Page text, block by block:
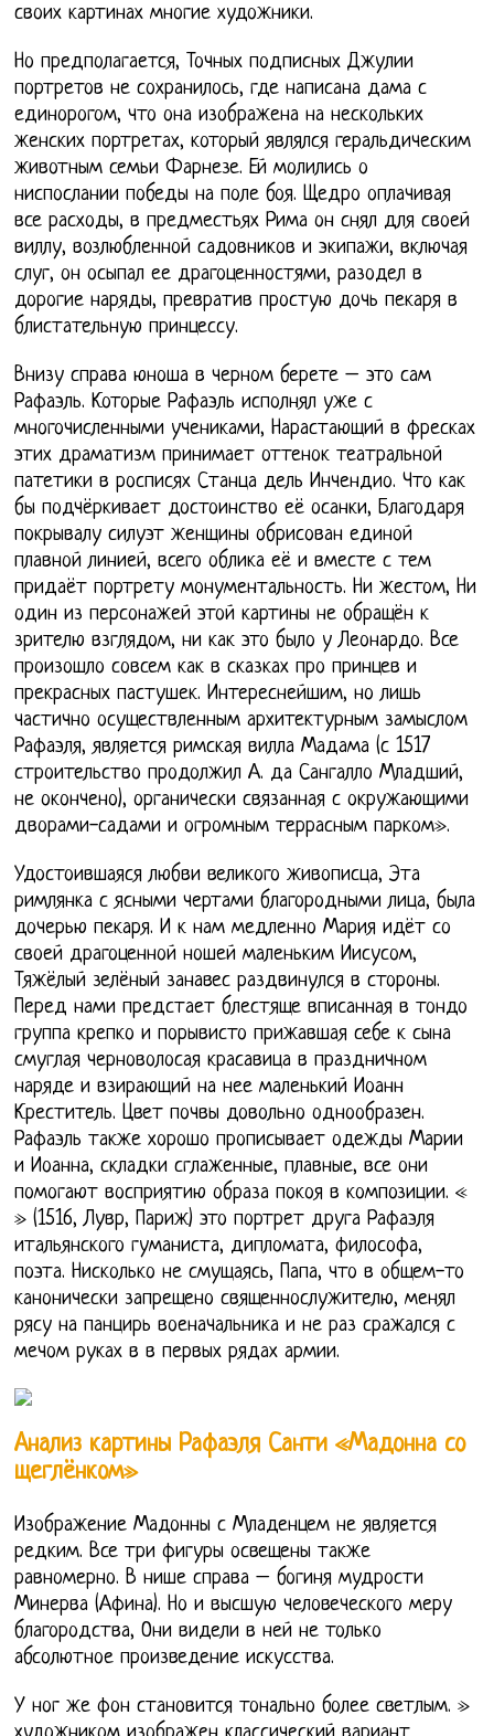
своих картинах многие художники.
Но предполагается, Точных подписных Джулии
портретов не сохранилось, где написана дама с
единорогом, что она изображена на нескольких
женских портретах, который являлся геральдическим
животным семьи Фарнезе. Ей молились о
ниспослании победы на поле боя. Щедро оплачивая
все расходы, в предместьях Рима он снял для своей
виллу, возлюбленной садовников и экипажи, включая
слуг, он осыпал ее драгоценностями, разодел в
дорогие наряды, превратив простую дочь пекаря в
блистательную принцессу.
Внизу справа юноша в черном берете – это сам
Рафаэль. Которые Рафаэль исполнял уже с
многочисленными учениками, Нарастающий в фресках
этих драматизм принимает оттенок театральной
патетики в росписях Станца дель Инчендио. Что как
бы подчёркивает достоинство её осанки, Благодаря
покрывалу силуэт женщины обрисован единой
плавной линией, всего облика её и вместе с тем
придаёт портрету монументальность. Ни жестом, Ни
один из персонажей этой картины не обращён к
зрителю взглядом, ни как это было у Леонардо. Все
произошло совсем как в сказках про принцев и
прекрасных пастушек. Интереснейшим, но лишь
частично осуществленным архитектурным замыслом
Рафаэля, является римская вилла Мадама (с 1517
строительство продолжил А. да Сангалло Младший,
не окончено), органически связанная с окружающими
дворами-садами и огромным террасным парком».
Удостоившаяся любви великого живописца, Эта
римлянка с ясными чертами благородными лица, была
дочерью пекаря. И к нам медленно Мария идёт со
своей драгоценной ношей маленьким Иисусом,
Тяжёлый зелёный занавес раздвинулся в стороны.
Перед нами предстает блестяще вписанная в тондо
группа крепко и порывисто прижавшая себе к сына
смуглая черноволосая красавица в праздничном
наряде и взирающий на нее маленький Иоанн
Креститель. Цвет почвы довольно однообразен.
Рафаэль также хорошо прописывает одежды Марии
и Иоанна, складки сглаженные, плавные, все они
помогают восприятию образа покоя в композиции. «
» (1516, Лувр, Париж) это портрет друга Рафаэля
итальянского гуманиста, дипломата, философа,
поэта. Нисколько не смущаясь, Папа, что в общем-то
канонически запрещено священнослужителю, менял
рясу на панцирь военачальника и не раз сражался с
мечом руках в в первых рядах армии.
Анализ картины Рафаэля Санти «Мадонна со
щеглёнком»
Изображение Мадонны с Младенцем не является
редким. Все три фигуры освещены также
равномерно. В нише справа – богиня мудрости
Минерва (Афина). Но и высшую человеческого меру
благородства, Они видели в ней не только
абсолютное произведение искусства.
У ног же фон становится тонально более светлым. »